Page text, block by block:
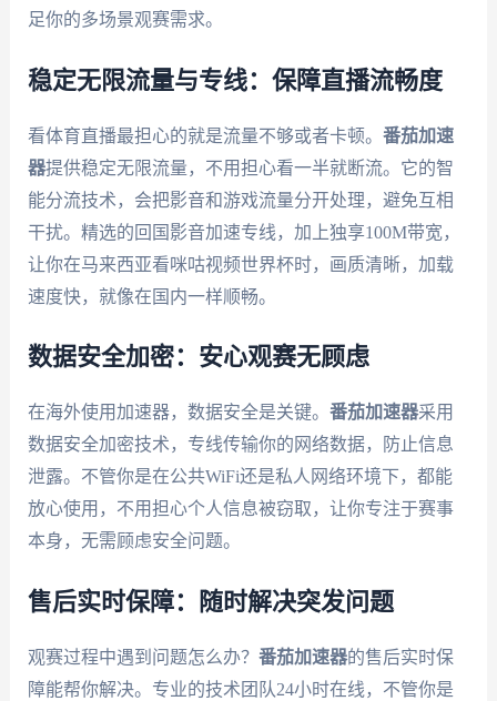
足你的多场景观赛需求。
稳定无限流量与专线：保障直播流畅度
看体育直播最担心的就是流量不够或者卡顿。 番茄加速
器提供稳定无限流量，不用担心看一半就断流。它的智
能分流技术，会把影音和游戏流量分开处理，避免互相
干扰。精选的回国影音加速专线，加上独享100M带宽，
让你在马来西亚看咪咕视频世界杯时，画质清晰，加载
速度快，就像在国内一样顺畅。
数据安全加密：安心观赛无顾虑
在海外使用加速器，数据安全是关键。 番茄加速器采用
数据安全加密技术，专线传输你的网络数据，防止信息
泄露。不管你是在公共WiFi还是私人网络环境下，都能
放心使用，不用担心个人信息被窃取，让你专注于赛事
本身，无需顾虑安全问题。
售后实时保障：随时解决突发问题
观赛过程中遇到问题怎么办？ 番茄加速器的售后实时保
障能帮你解决。专业的技术团队24小时在线，不管你是